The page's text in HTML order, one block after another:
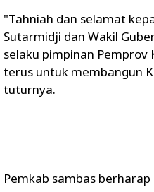
"Tahniah dan selamat
Sutarmidji dan Wakil
selaku pimpinan Pemprov
terus untuk membangun
tuturnya.
Pemkab sambas